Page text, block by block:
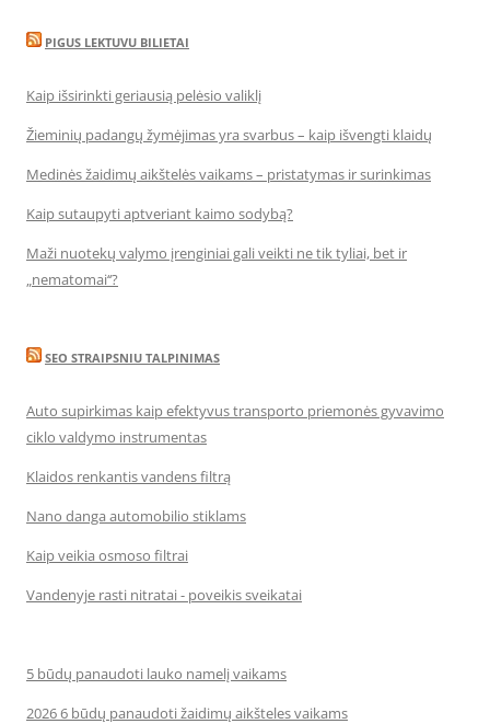
PIGUS LEKTUVU BILIETAI
Kaip išsirinkti geriausią pelėsio valiklį
Žieminių padangų žymėjimas yra svarbus – kaip išvengti klaidų
Medinės žaidimų aikštelės vaikams – pristatymas ir surinkimas
Kaip sutaupyti aptveriant kaimo sodybą?
Maži nuotekų valymo įrenginiai gali veikti ne tik tyliai, bet ir
„nematomai‘‘?
SEO STRAIPSNIU TALPINIMAS
Auto supirkimas kaip efektyvus transporto priemonės gyvavimo
ciklo valdymo instrumentas
Klaidos renkantis vandens filtrą
Nano danga automobilio stiklams
Kaip veikia osmoso filtrai
Vandenyje rasti nitratai - poveikis sveikatai
5 būdų panaudoti lauko namelį vaikams
2026 6 būdų panaudoti žaidimų aikšteles vaikams